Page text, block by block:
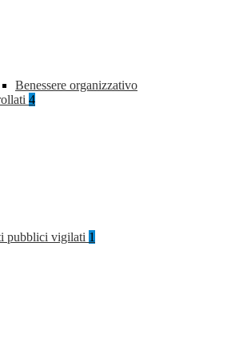
Benessere organizzativo
4
pubblici vigilati 1